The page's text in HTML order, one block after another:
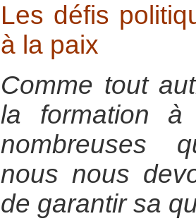
Les défis
à la paix
Comme tout
la formation
nombreuses
nous nous
de garantir sa